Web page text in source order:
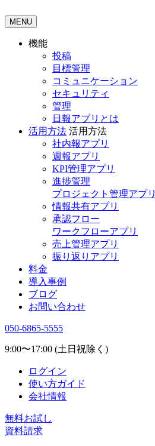
MENU
機能
投稿
目標管理
コミュニケーション
セキュリティ
管理
日報アプリとは
活用方法 活用方法
社内報アプリ
週報アプリ
KPI管理アプリ
進捗管理
プロジェクト管理アプリ
情報共有アプリ
承認フロー
ワークフローアプリ
売上管理アプリ
振り返りアプリ
料金
導入事例
ブログ
お問い合わせ
050-6865-5555
9:00〜17:00 (土日祝除く)
ログイン
使い方ガイド
会社情報
無料お試し
資料請求